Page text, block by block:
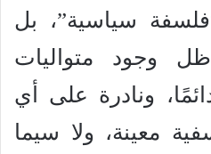
سياسية”، بل
وجود متواليات
ونادرة على أي
معينة، ولا سيما